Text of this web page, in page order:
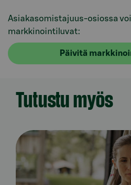
Asiakasomistajuus-osiossa
markkinointiluvat:
Päivitä
Tutustu myös